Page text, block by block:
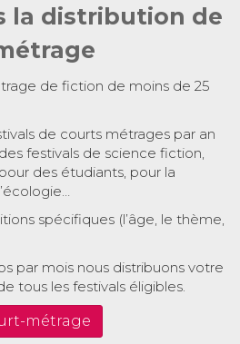
la distribution de
de fiction de moins de 25
de courts métrages par an
festivals de science fiction,
des étudiants, pour la
spécifiques (l’âge, le thème,
par mois nous distribuons votre
tous les festivals éligibles.
métrage